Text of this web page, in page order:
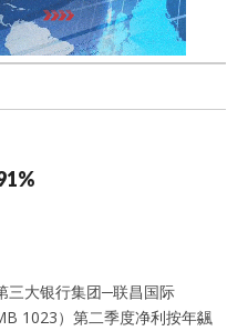
三大银行集团─联昌国际
1023）第二季度净利按年飊